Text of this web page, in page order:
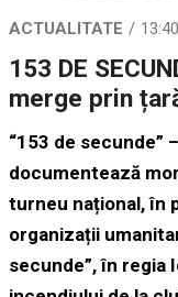
ACTUALITATE
153 DE
merge prin
“153 de secunde”
documentează
turneu național, în
organizații
secunde”, în regia